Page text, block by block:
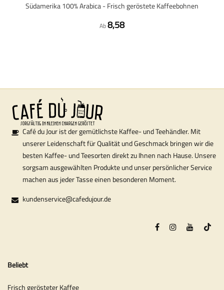
Südamerika 100% Arabica - Frisch geröstete Kaffeebohnen
Ab8,58
Café du Jour ist der gemütlichste Kaffee- und Teehändler. Mit
unserer Leidenschaft für Qualität und Geschmack bringen wir die
besten Kaffee- und Teesorten direkt zu Ihnen nach Hause. Unsere
sorgsam ausgewählten Produkte und unser persönlicher Service
machen aus jeder Tasse einen besonderen Moment.
kundenservice@cafedujour.de
Beliebt
Frisch gerösteter Kaffee